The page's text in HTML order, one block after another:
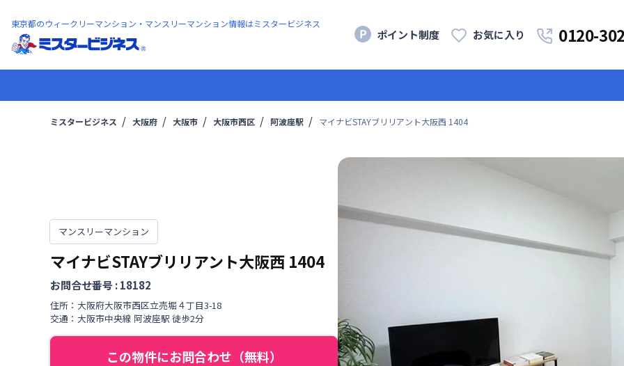
東京都のウィークリーマンション・マンスリーマンション情報はミスタービジネス
ポイント制度 お気に入り 0120-
ミスタービジネス 大阪府 大阪市 大阪市西区 阿波座駅 マイナビSTAYブリリアント大阪西 1404
マンスリーマンション
マイナビSTAYブリリアント大阪西 1404
お問合せ番号 :18182
住所： 大阪府大阪市西区立売堀 ４丁目3-18
交通： 大阪市中央線 阿波座駅 徒歩2分
この物件にお問合わせ（無料）